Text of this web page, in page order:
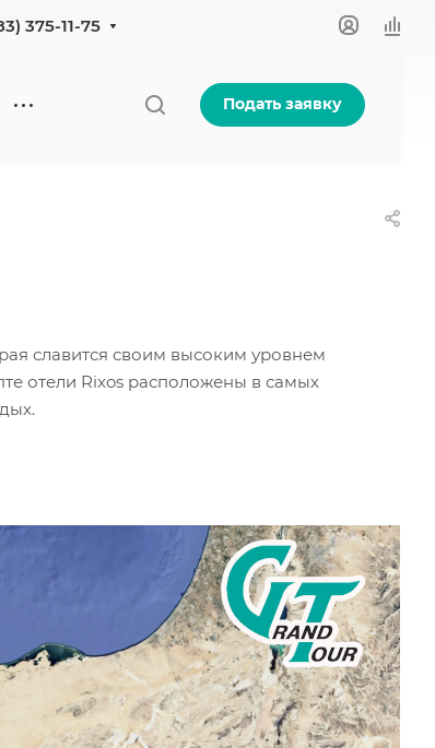
375-11-75
Подать заявку
славится своим высоким уровнем
отели Rixos расположены в самых